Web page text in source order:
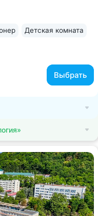
Выбрать
Детская комната